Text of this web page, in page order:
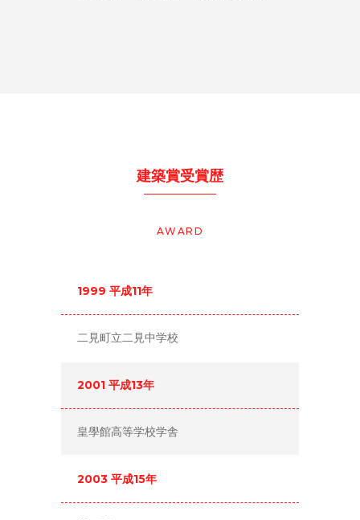
建築賞受賞歴
AWARD
1999 平成11年
二見町立二見中学校
2001 平成13年
皇學館高等学校学舎
2003 平成15年